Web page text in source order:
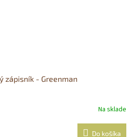
zápisník - Greenman
Na sklade
Do košíka